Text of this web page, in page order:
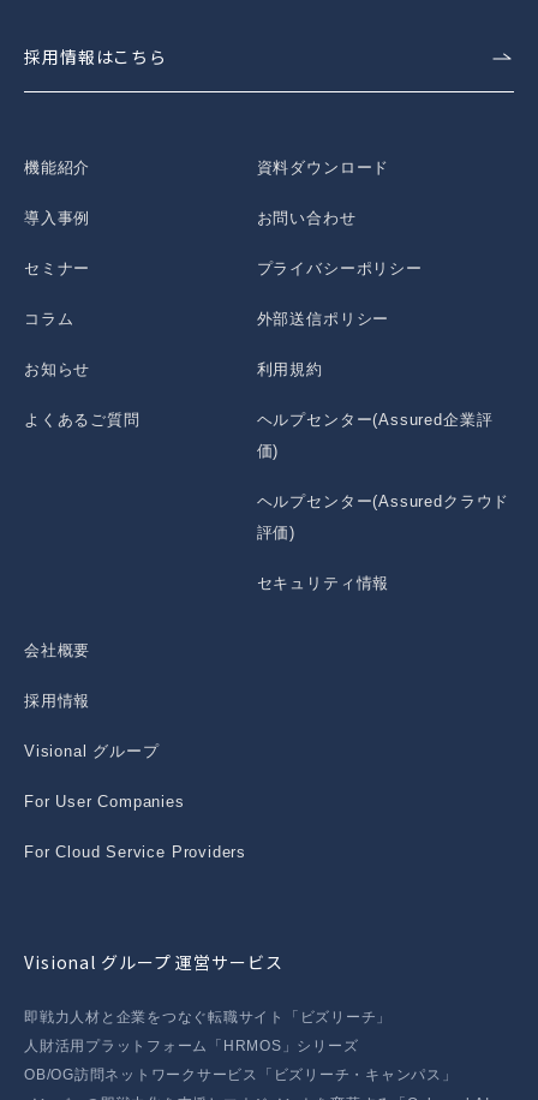
採用情報はこちら
機能紹介
導入事例
セミナー
コラム
お知らせ
よくあるご質問
資料ダウンロード
お問い合わせ
プライバシーポリシー
外部送信ポリシー
利用規約
ヘルプセンター(Assured企業評
価)
ヘルプセンター(Assuredクラウド
評価)
セキュリティ情報
会社概要
採用情報
Visional グループ
For User Companies
For Cloud Service Providers
Visional グループ 運営サービス
即戦力人材と企業をつなぐ転職サイト「ビズリーチ」
人財活用プラットフォーム「HRMOS」シリーズ
OB/OG訪問ネットワークサービス「ビズリーチ・キャンパス」